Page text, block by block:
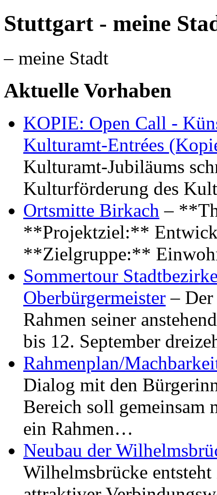
Stuttgart - meine
– meine Stadt
Aktuelle Vorhaben
KOPIE: Open Call -
Kulturamt-Entrées
Kulturamt-Jubiläums
Kulturförderung des
Ortsmitte Birkach –
**Projektziel:**
**Zielgruppe:**
Sommertour
Oberbürgermeister –
Rahmen seiner
bis 12. September
Rahmenplan/
Dialog mit den
Bereich soll gemeinsam
ein Rahmen…
Neubau der
Wilhelmsbrücke